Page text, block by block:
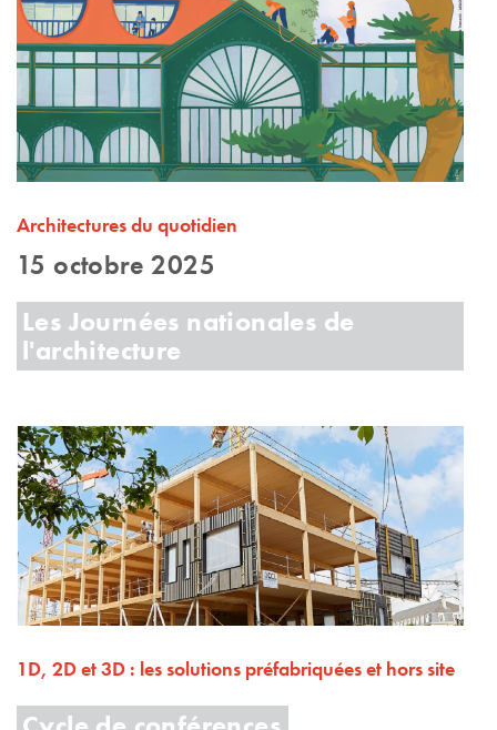
Architectures du quotidien
15 octobre 2025
Les Journées nationales de
l'architecture
1D, 2D et 3D : les solutions préfabriquées et hors site